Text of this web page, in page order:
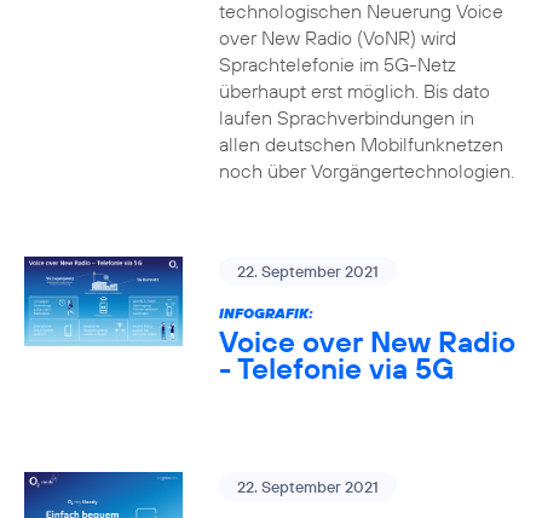
technologischen Neuerung Voice
over New Radio (VoNR) wird
Sprachtelefonie im 5G-Netz
überhaupt erst möglich. Bis dato
laufen Sprachverbindungen in
allen deutschen Mobilfunknetzen
noch über Vorgängertechnologien.
22. September 2021
INFOGRAFIK:
Voice over New Radio
- Telefonie via 5G
22. September 2021